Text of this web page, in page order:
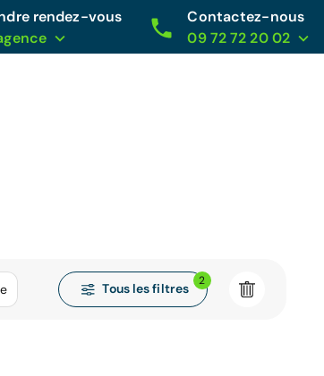
rendez-vous
Contactez-nous
09 72 72 20 02
Tous les filtres
2